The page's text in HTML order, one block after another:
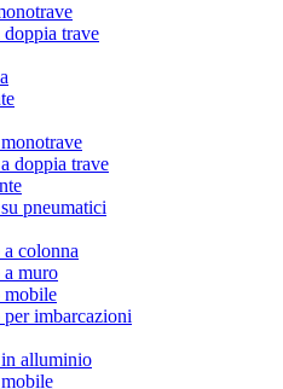
trave
doppia trave
pneumatici
colonna
a muro
mobile
imbarcazioni
alluminio